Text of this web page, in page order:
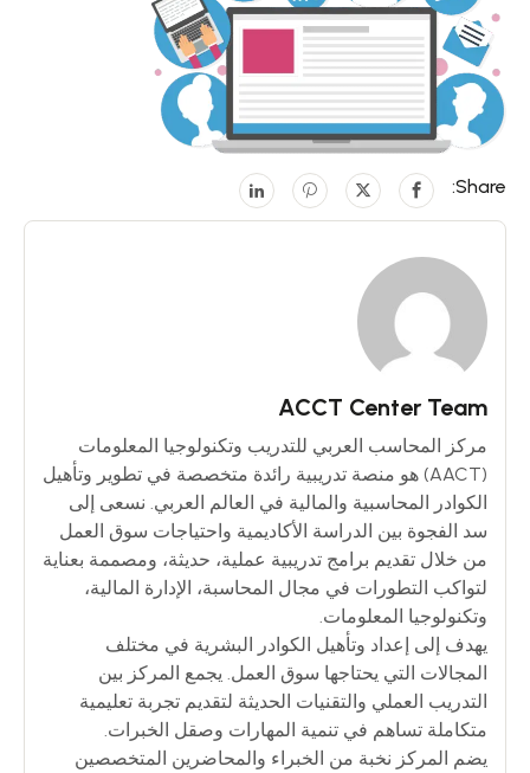
Share:
ACCT Center Team
مركز المحاسب العربي للتدريب وتكنولوجيا المعلومات
(AACT) هو منصة تدريبية رائدة متخصصة في تطوير وتأهيل
الكوادر المحاسبية والمالية في العالم العربي. نسعى إلى
سد الفجوة بين الدراسة الأكاديمية واحتياجات سوق العمل
من خلال تقديم برامج تدريبية عملية، حديثة، ومصممة بعناية
لتواكب التطورات في مجال المحاسبة، الإدارة المالية،
وتكنولوجيا المعلومات.
يهدف إلى إعداد وتأهيل الكوادر البشرية في مختلف
المجالات التي يحتاجها سوق العمل. يجمع المركز بين
التدريب العملي والتقنيات الحديثة لتقديم تجربة تعليمية
متكاملة تساهم في تنمية المهارات وصقل الخبرات.
يضم المركز نخبة من الخبراء والمحاضرين المتخصصين